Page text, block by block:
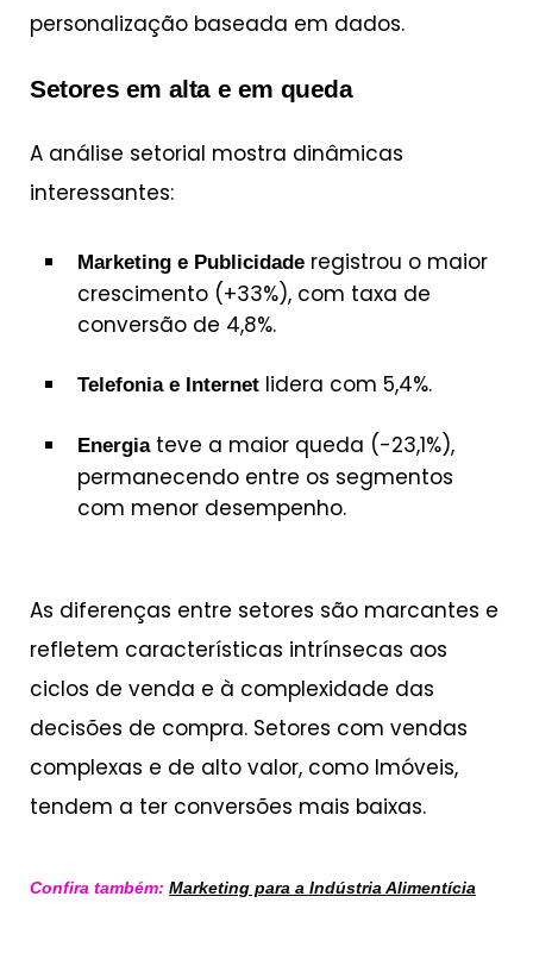
personalização baseada em dados.
Setores em alta e em queda
A análise setorial mostra dinâmicas
interessantes:
Marketing e Publicidade registrou o maior
crescimento (+33%), com taxa de
conversão de 4,8%.
Telefonia e Internet lidera com 5,4%.
Energiateve a maior queda (-23,1%),
permanecendo entre os segmentos
com menor desempenho.
As diferenças entre setores são marcantes e
refletem características intrínsecas aos
ciclos de venda e à complexidade das
decisões de compra. Setores com vendas
complexas e de alto valor, como Imóveis,
tendem a ter conversões mais baixas.
Confira também: Marketing para a Indústria Alimentícia